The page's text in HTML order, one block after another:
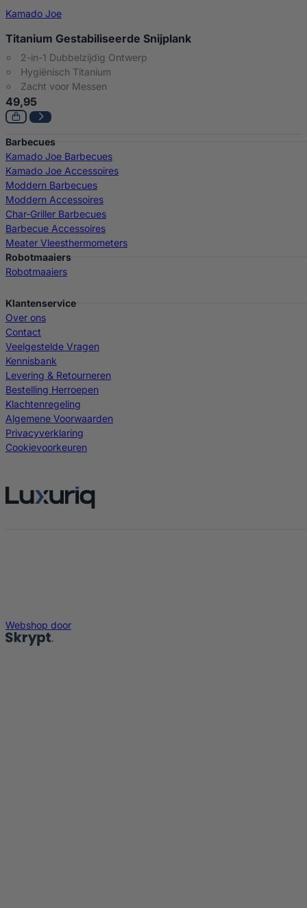
Kamado Joe
Titanium Gestabiliseerde Snijplank
2-in-1 Dubbelzijdig Ontwerp
Hygiënisch Titanium
Zacht voor Messen
49,95
Barbecues
Kamado Joe Barbecues
Kamado Joe Accessoires
Moddern Barbecues
Moddern Accessoires
Char-Griller Barbecues
Barbecue Accessoires
Meater Vleesthermometers
Robotmaaiers
Robotmaaiers
Klantenservice
Over ons
Contact
Veelgestelde Vragen
Kennisbank
Levering & Retourneren
Bestelling Herroepen
Klachtenregeling
Algemene Voorwaarden
Privacyverklaring
Cookievoorkeuren
Webshop door